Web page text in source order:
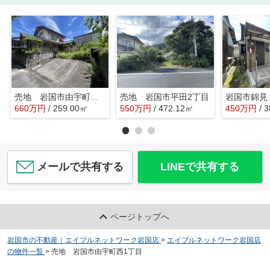
売地 岩国市由宇町中央1丁目
660万円 / 259.00㎡
売地 岩国市平田2丁目
550万円 / 472.12㎡ 450万円 /
メールで共有する LINEで共有する
ページトップへ
岩国市の不動産｜エイブルネットワーク岩国店 > エイブルネットワーク岩国店
の物件一覧 > 売地 岩国市由宇町西1丁目